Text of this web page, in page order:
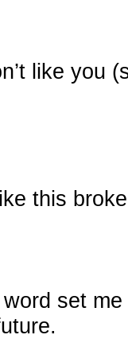
like you
like this
word set